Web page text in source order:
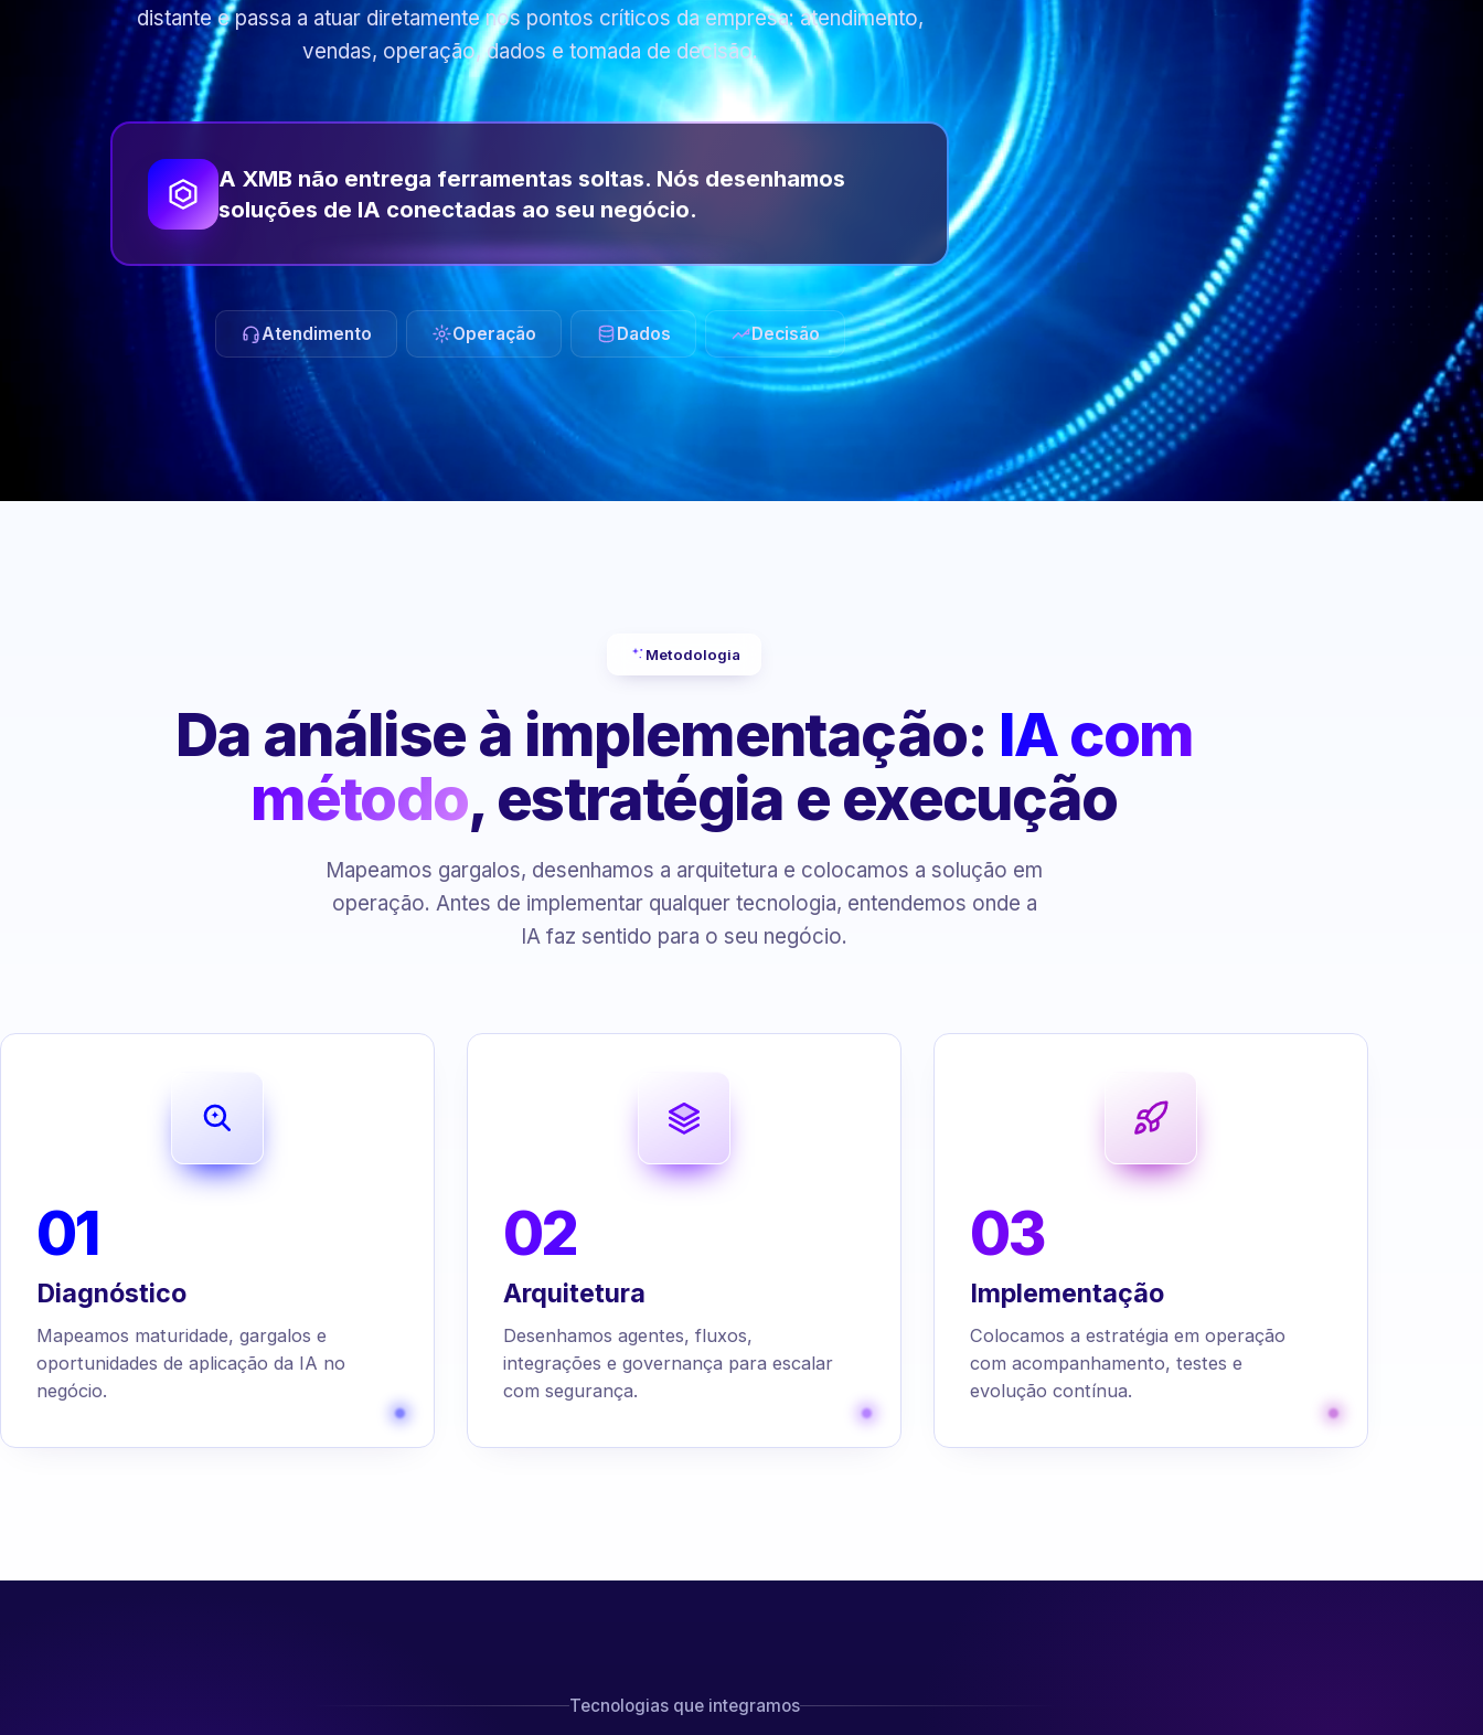
distante e passa a atuar diretamente nos pontos críticos da empresa: atendimento,
vendas, operação, dados e tomada de decisão.
A XMB não entrega ferramentas soltas. Nós desenhamos
soluções de IA conectadas ao seu negócio.
Atendimento Operação Dados Decisão
Metodologia
Da análise à implementação: IA com
método, estratégia e execução
Mapeamos gargalos, desenhamos a arquitetura e colocamos a solução em
operação. Antes de implementar qualquer tecnologia, entendemos onde a
IA faz sentido para o seu negócio.
01
Diagnóstico
Mapeamos maturidade, gargalos e
oportunidades de aplicação da IA no
negócio.
02
Arquitetura
Desenhamos agentes, fluxos,
integrações e governança para escalar
com segurança.
03
Implementação
Colocamos a estratégia em operação
com acompanhamento, testes e
evolução contínua.
Tecnologias que integramos